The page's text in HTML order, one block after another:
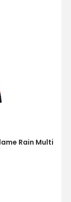
Rain Multi